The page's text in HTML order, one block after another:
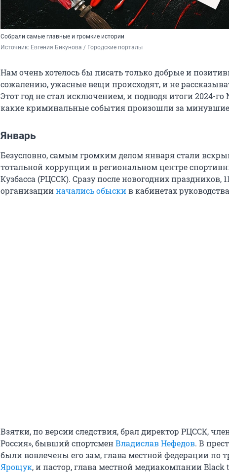
Собрали самые главные и громкие истории
Источник: Евгения Бикунова / Городские порталы
Нам очень хотелось бы писать только добрые и
сожалению, ужасные вещи происходят, и не
Этот год не стал исключением, и подводя итоги 2024-го
какие криминальные события произошли за минувшие
Январь
Безусловно, самым громким делом января стали
тотальной коррупции в региональном центре
Кузбасса (РЦССК). Сразу после новогодних праздников,
организацииначались обыскив кабинетах
Взятки, по версии следствия, брал директор РЦССК,
Россия», бывший спортсменВладислав Нефедов. В
были вовлечены его зам, глава местной федерации по
Ярощук, и пастор, глава местной медиакомпании Black